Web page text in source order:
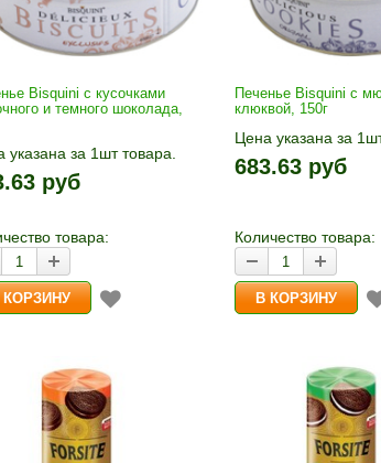
Bisquini с кусочками
и темного шоколада,
указана за 1шт товара.
кнопками «+»
Выберите нужное
руб
товара:
Печенье Bisquini с
клюквой, 150г
Цена указана за
1шт прибавляется
и «-». Выберите
683.63 руб
Количество товара: